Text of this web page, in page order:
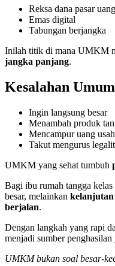
Reksa dana pasar uang
Emas digital
Tabungan berjangka
Inilah titik di mana UMKM
jangka panjang.
Kesalahan
Ingin langsung besar
Menambah produk
Mencampur uang
Takut mengurus
UMKM yang sehat tumbuh
Bagi ibu rumah tangga
besar, melainkan kelanjutan
berjalan.
Dengan langkah yang rapi
menjadi sumber
UMKM bukan soal besar-